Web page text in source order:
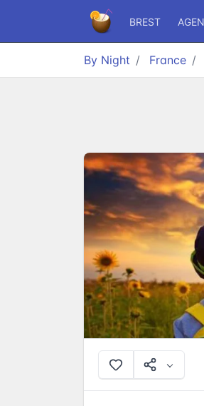
BREST
By Night France